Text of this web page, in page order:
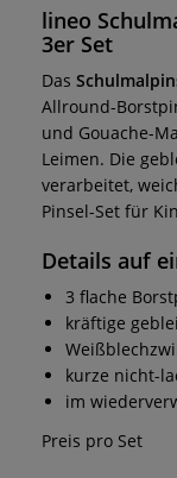
lineo
3er Set
Das
Allround-
und Gouache-
Leimen. Die
verarbeitet,
Pinsel-Set für
Details auf
3 flache
kräftige
kurze nicht-
im
Preis pro Set